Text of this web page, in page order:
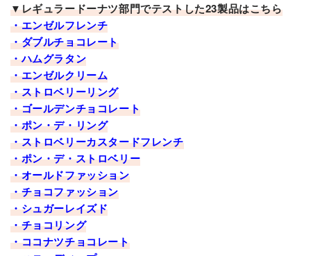
▼レギュラードーナツ部門でテストした23製品はこちら
・エンゼルフレンチ
・ダブルチョコレート
・ハムグラタン
・エンゼルクリーム
・ストロベリーリング
・ゴールデンチョコレート
・ポン・デ・リング
・ストロベリーカスタードフレンチ
・ポン・デ・ストロベリー
・オールドファッション
・チョコファッション
・シュガーレイズド
・チョコリング
・ココナツチョコレート